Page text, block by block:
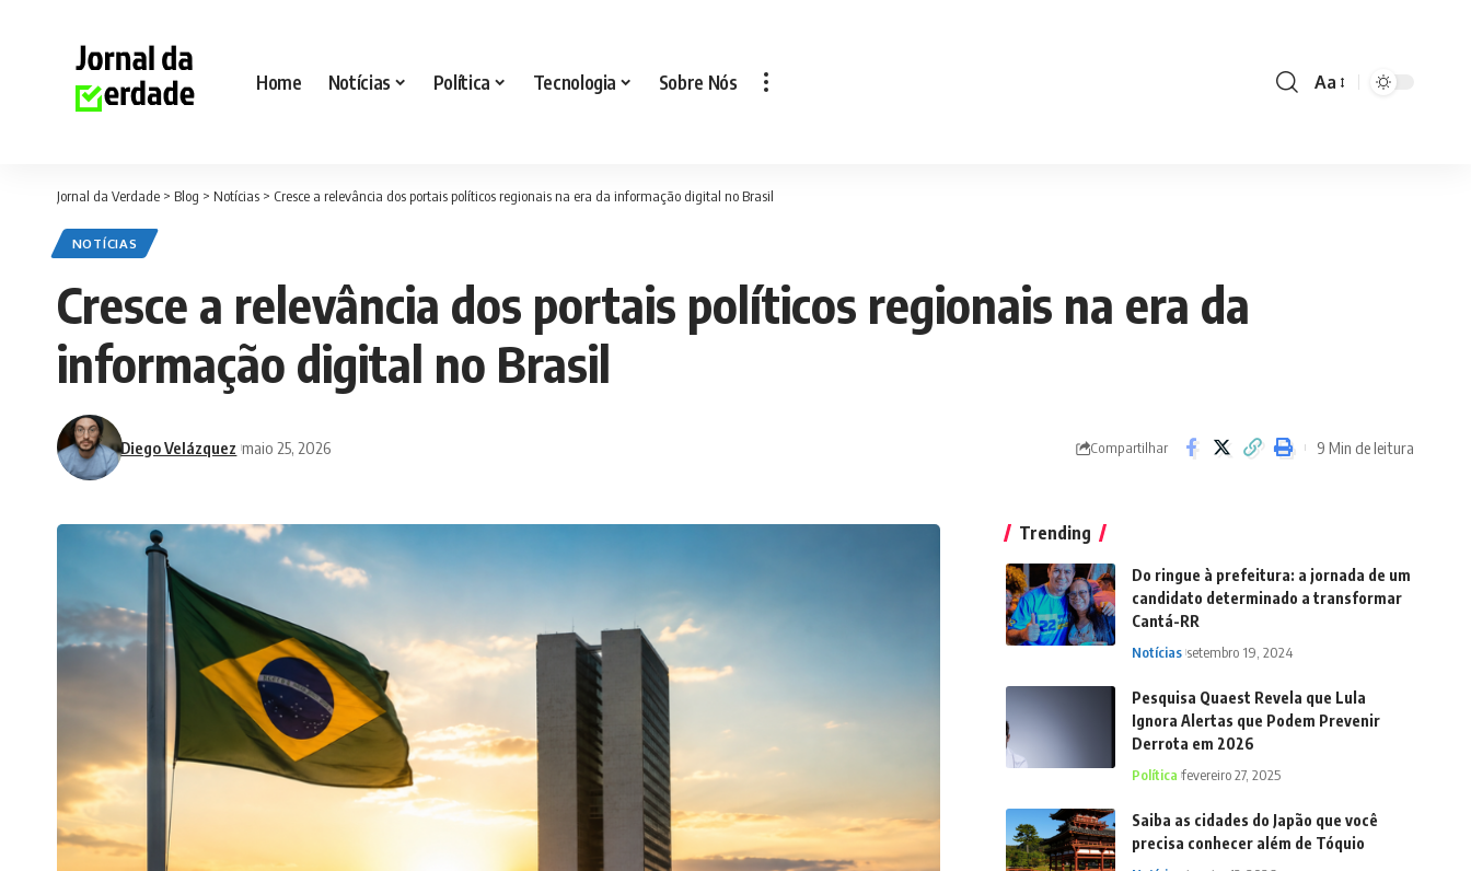
Home Notícias Política Tecnologia Sobre Nós
Font
Aa
Jornal da Verdade > Blog > Notícias > Cresce a relevância dos portais políticos regionais na era da informação digital no Brasil
NOTÍCIAS
Cresce a relevância dos portais políticos regionais na era da
informação digital no Brasil
Diego Velázquez maio 25, 2026 Compartilhar 9 Min de leitura
Trending
Do ringue à prefeitura: a jornada de um
candidato determinado a transformar
Cantá-RR
Notícias setembro 19, 2024
Pesquisa Quaest Revela que Lula
Ignora Alertas que Podem Prevenir
Derrota em 2026
Política fevereiro 27, 2025
Saiba as cidades do Japão que você
precisa conhecer além de Tóquio